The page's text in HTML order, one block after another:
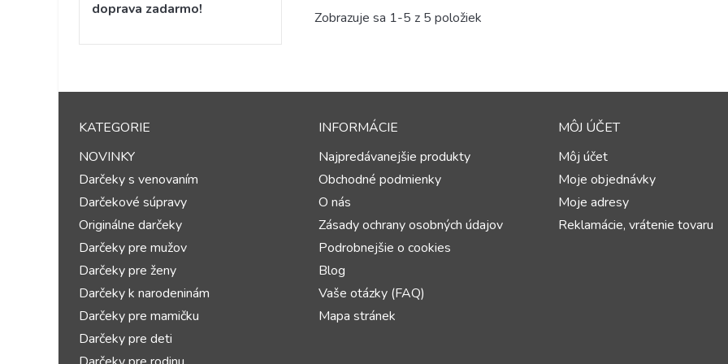
doprava zadarmo! Zobrazuje sa 1-5 z 5 položiek
KATEGORIE
NOVINKY
Darčeky s venovaním
Darčekové súpravy
Originálne darčeky
Darčeky pre mužov
Darčeky pre ženy
Darčeky k narodeninám
Darčeky pre mamičku
Darčeky pre deti
INFORMÁCIE
Najpredávanejšie produkty
Obchodné podmienky
O nás
Zásady ochrany osobných údajov
Podrobnejšie o cookies
Blog
Vaše otázky (FAQ)
Mapa stránek
MÔJ ÚČET
Môj účet
Moje objednávky
Moje adresy
Reklamácie, vrátenie tovaru